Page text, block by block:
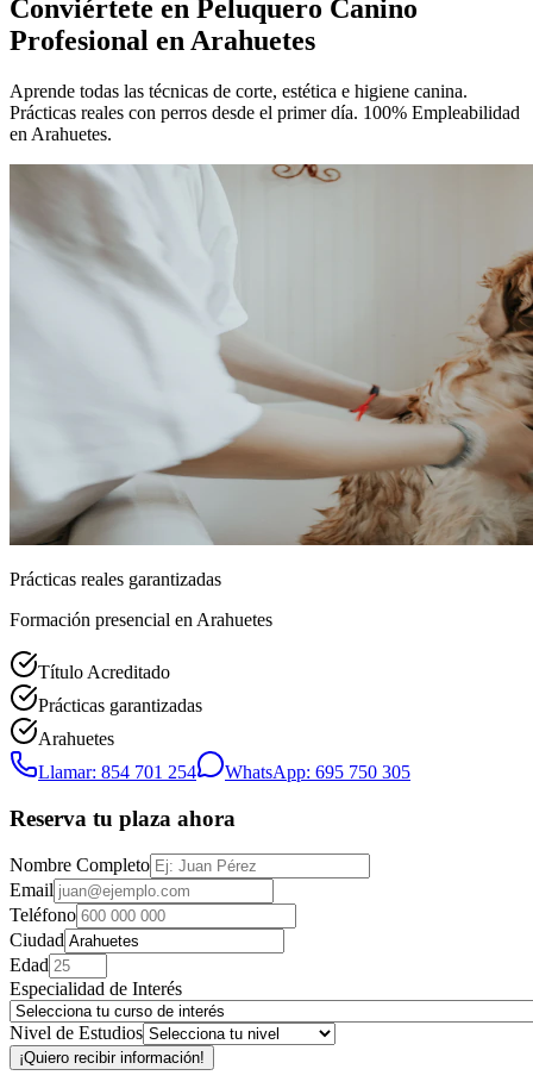
Conviértete en Peluquero Canino
Profesional en Arahuetes
Aprende todas las técnicas de corte, estética e higiene canina.
Prácticas reales con perros desde el primer día. 100% Empleabilidad
en Arahuetes.
Prácticas reales garantizadas
Formación presencial en Arahuetes
Título Acreditado
Prácticas garantizadas
Arahuetes
Llamar: 854 701 254
WhatsApp: 695 750 305
Reserva tu plaza ahora
Nombre Completo
Email
Teléfono
Ciudad
Edad
Especialidad de Interés
Nivel de Estudios
¡Quiero recibir información!